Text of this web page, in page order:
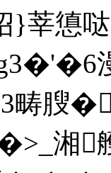
莘憄
漫
畴膄
湘